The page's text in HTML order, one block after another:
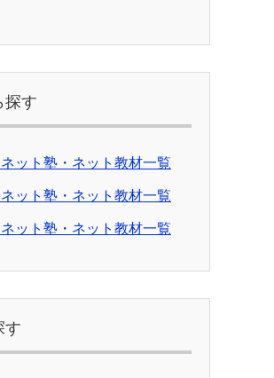
探す
ット塾・ネット教材一覧
ット塾・ネット教材一覧
ット塾・ネット教材一覧
す